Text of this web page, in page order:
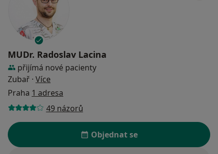
MUDr. Radoslav Lacina
přijímá nové pacienty
Zubař · Více
Praha 1 adresa
49 názorů
Objednat se